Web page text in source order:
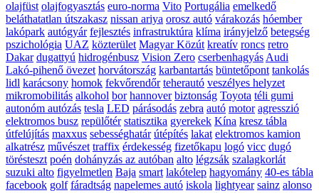
olajfüst olajfogyasztás euro-norma Vito Portugália emelkedő
beláthatatlan útszakasz nissan ariya orosz autó várakozás hóember
lakópark autógyár fejlesztés infrastruktúra klíma irányjelző betegség
pszichológia UAZ közterület Magyar Közút kreatív roncs retro
Dakar dugattyú hidrogénbusz Vision Zero cserbenhagyás Audi
Lakó-pihenő övezet horvátország karbantartás büntetőpont tankolás
lidl karácsony homok fekvőrendőr teherautó veszélyes helyzet
mikromobilitás alkohol bor hannover biztonság Toyota téli gumi
autonóm autózás tesla LED párásodás zebra autó motor agresszió
elektromos busz repülőtér statisztika gyerekek Kína kresz tábla
útfelújítás maxxus sebességhatár útépítés lakat elektromos kamion
alkatrész művészet traffix érdekesség fizetőkapu logó vicc dugó
törésteszt poén dohányzás az autóban alto légzsák szalagkorlát
suzuki alto figyelmetlen Baja smart lakótelep hagyomány 40-es tábla
facebook golf fáradtság napelemes autó iskola lightyear sainz alonso